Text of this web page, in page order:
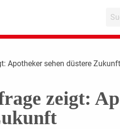
Apotheker sehen düstere Zukunft
zeigt: